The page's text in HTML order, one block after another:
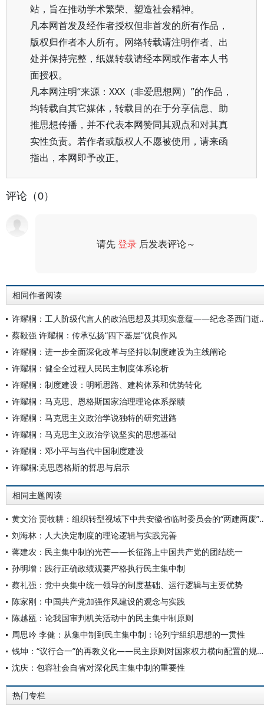
站，旨在推动学术繁荣、塑造社会精神。
凡本网首发及经作者授权但非首发的所有作品，
版权归作者本人所有。网络转载请注明作者、出
处并保持完整，纸媒转载请经本网或作者本人书
面授权。
凡本网注明“来源：XXX（非爱思想网）”的作品，
均转载自其它媒体，转载目的在于分享信息、助
推思想传播，并不代表本网赞同其观点和对其真
实性负责。若作者或版权人不愿被使用，请来函
指出，本网即予改正。
评论（0）
请先登录 后发表评论～
相同作者阅读
许耀桐：工人阶级代言人的政
蔡毅强 许耀桐：传承弘扬“四下基层”优良作风
许耀桐：进一步全面深化改革与坚持以制度建设为主线阐论
许耀桐：健全全过程人民民主制度体系论析
许耀桐：制度建设：明晰思路、建构体系和优势转化
许耀桐：马克思、恩格斯国家治理理论体系探赜
许耀桐：马克思主义政治学说独特的研究进路
许耀桐：马克思主义政治学说坚实的思想基础
许耀桐：邓小平与当代中国制度建设
许耀桐:克思恩格斯的哲思与启示
相同主题阅读
黄文治 贾牧耕：组织转型视域下中
刘海林：人大决定制度的理论逻辑与实践完善
蒋建农：民主集中制的光芒——长征路上中国共产党的团结统一
孙明增：践行正确政绩观要严格执行民主集中制
蔡礼强：党中央集中统一领导的制度基础、运行逻辑与主要优势
陈家刚：中国共产党加强作风建设的观念与实践
陈越瓯：论我国审判机关活动中的民主集中制原则
周思吟 李健：从集中制到民主集中制：论列宁组织思想的一贯性
钱坤：“议行合一”的再教义化——民主原则对国家权力横向配置的规范要求
沈庆：包容社会自省对深化民主集中制的重要性
热门专栏